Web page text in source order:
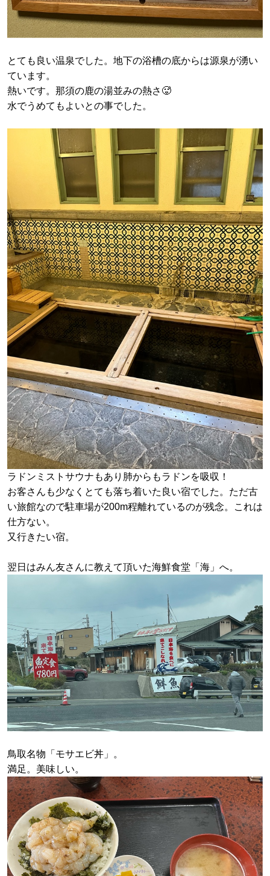
とても良い温泉でした。地下の浴槽の底からは源泉が湧い
ています。
熱いです。那須の鹿の湯並みの熱さ🥵
水でうめてもよいとの事でした。
ラドンミストサウナもあり肺からもラドンを吸収！
お客さんも少なくとても落ち着いた良い宿でした。ただ古
い旅館なので駐車場が200m程離れているのが残念。これは
仕方ない。
又行きたい宿。
翌日はみん友さんに教えて頂いた海鮮食堂「海」へ。
鳥取名物「モサエビ丼」。
満足。美味しい。